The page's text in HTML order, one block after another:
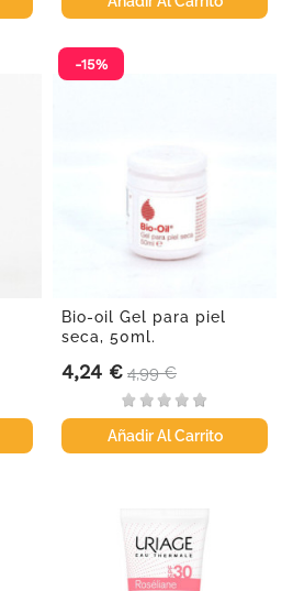
Bio-oil Gel para piel
seca, 50ml.
Precio
4,24 € Precio base
4,99 €
Añadir Al Carrito
-15%